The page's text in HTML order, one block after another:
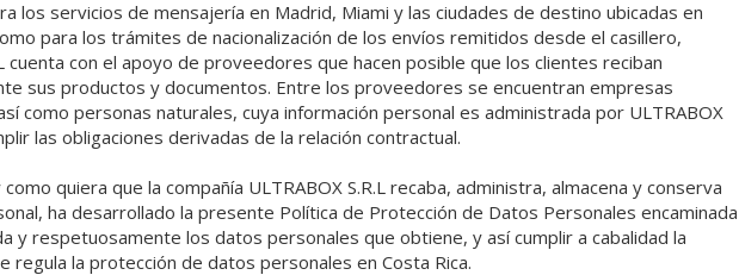
los servicios de mensajería en Madrid, Miami y las ciudades de destino ubicadas en
para los trámites de nacionalización de los envíos remitidos desde el casillero,
cuenta con el apoyo de proveedores que hacen posible que los clientes reciban
sus productos y documentos. Entre los proveedores se encuentran empresas
como personas naturales, cuya información personal es administrada por ULTRABOX
las obligaciones derivadas de la relación contractual.
quiera que la compañía ULTRABOX S.R.L recaba, administra, almacena y conserva
ha desarrollado la presente Política de Protección de Datos Personales encaminada
y respetuosamente los datos personales que obtiene, y así cumplir a cabalidad la
regula la protección de datos personales en Costa Rica.